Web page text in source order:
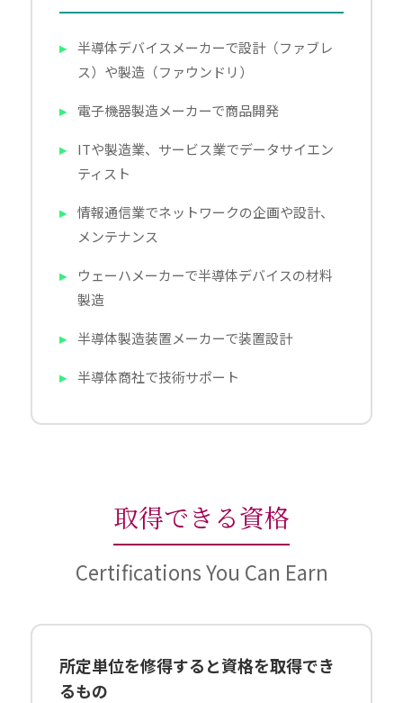
半導体デバイスメーカーで設計（ファブレ
ス）や製造（ファウンドリ）
電子機器製造メーカーで商品開発
ITや製造業、サービス業でデータサイエン
ティスト
情報通信業でネットワークの企画や設計、
メンテナンス
ウェーハメーカーで半導体デバイスの材料
製造
半導体製造装置メーカーで装置設計
半導体商社で技術サポート
取得できる資格
Certifications You Can Earn
所定単位を修得すると資格を取得でき
るもの